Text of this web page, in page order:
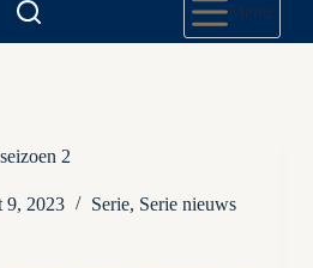
Menu
2
9, 2023 Serie, Serie nieuws